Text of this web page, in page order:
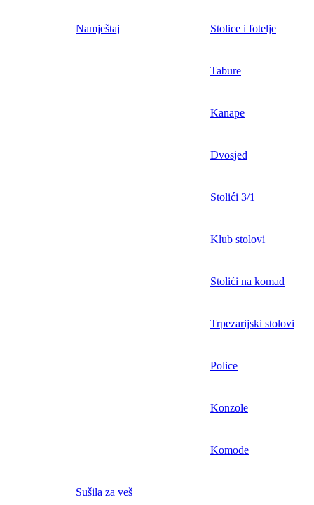
Namještaj Stolice i fotelje
Tabure
Kanape
Dvosjed
Stolići 3/1
Klub stolovi
Stolići na komad
Trpezarijski stolovi
Police
Konzole
Komode
Sušila za veš